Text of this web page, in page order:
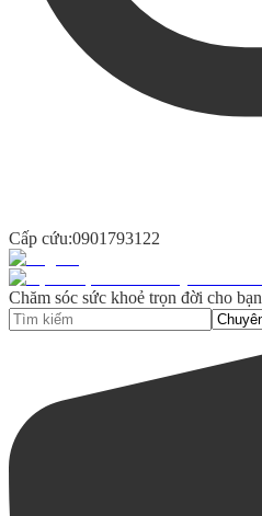
Cấp cứu:0901793122
Chăm sóc sức khoẻ trọn đời cho bạn